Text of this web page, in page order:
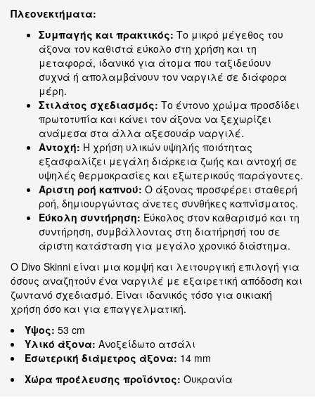
Πλεονεκτήματα:
Συμπαγής και πρακτικός: Το μικρό μέγεθος του
άξονα τον καθιστά εύκολο στη χρήση και τη
μεταφορά, ιδανικό για άτομα που ταξιδεύουν
συχνά ή απολαμβάνουν τον ναργιλέ σε διάφορα
μέρη.
Στιλάτος σχεδιασμός: Το έντονο χρώμα προσδίδει
πρωτοτυπία και κάνει τον άξονα να ξεχωρίζει
ανάμεσα στα άλλα αξεσουάρ ναργιλέ.
Αντοχή: Η χρήση υλικών υψηλής ποιότητας
εξασφαλίζει μεγάλη διάρκεια ζωής και αντοχή σε
υψηλές θερμοκρασίες και εξωτερικούς παράγοντες.
Άριστη ροή καπνού: Ο άξονας προσφέρει σταθερή
ροή, δημιουργώντας άνετες συνθήκες καπνίσματος.
Εύκολη συντήρηση: Εύκολος στον καθαρισμό και τη
συντήρηση, συμβάλλοντας στη διατήρησή του σε
άριστη κατάσταση για μεγάλο χρονικό διάστημα.
Ο Divo Skinni είναι μια κομψή και λειτουργική επιλογή για
όσους αναζητούν ένα ναργιλέ με εξαιρετική απόδοση και
ζωντανό σχεδιασμό. Είναι ιδανικός τόσο για οικιακή
χρήση όσο και για επαγγελματική.
Ύψος: 53 cm
Υλικό άξονα: Ανοξείδωτο ατσάλι
Εσωτερική διάμετρος άξονα: 14 mm
Χώρα προέλευσης προϊόντος: Ουκρανία